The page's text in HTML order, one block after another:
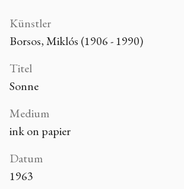
Künstler
Borsos, Miklós (1906 - 1990)
Titel
Sonne
Medium
ink on papier
Datum
1963